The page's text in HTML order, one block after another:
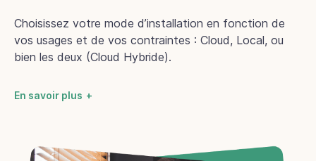
Choisissez votre mode d’installation en fonction de
vos usages et de vos contraintes : Cloud, Local, ou
bien les deux (Cloud Hybride).
En savoir plus